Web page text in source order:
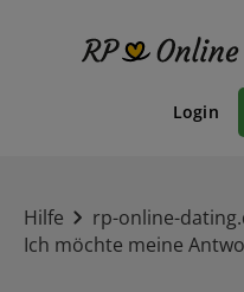
Login
Hilfe
rp-online-
Ich möchte meine